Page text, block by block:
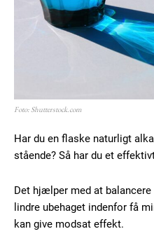
Free limited
Etiam est nibh, lobortis sit
Praesent euismod ac
Nullam eu erat
Donec quis est ac felis
Orci varius natoque dolor
Foto: Shutterstock.com
Har du en flaske naturligt
stående? Så har du et
Det hjælper med at
lindre ubehaget indenfor få
kan give modsat effekt.